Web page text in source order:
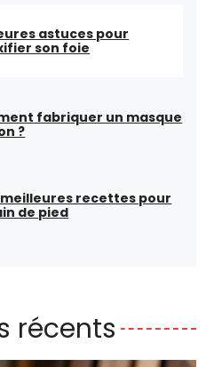
astuces pour
son foie
fabriquer un masque
?
meilleures recettes pour
de pied
récents